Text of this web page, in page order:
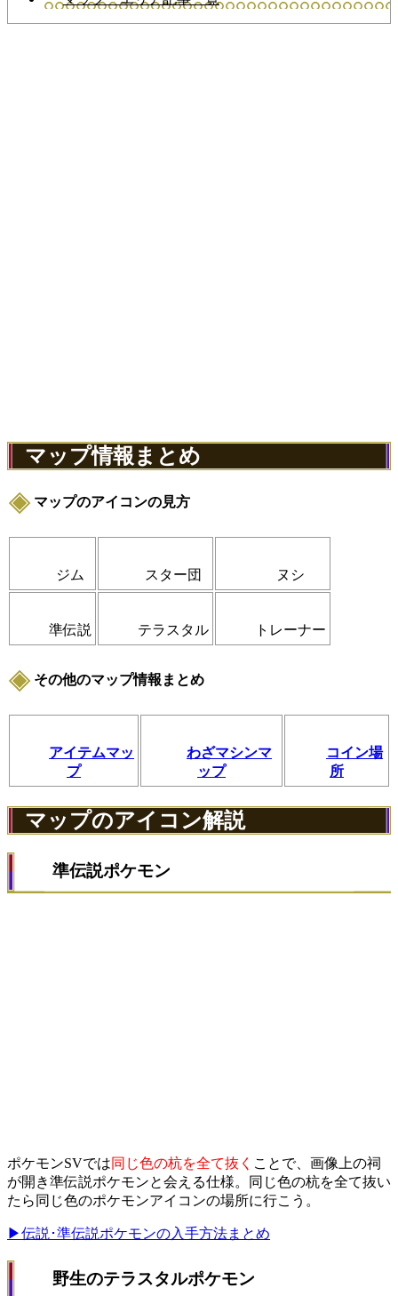
マップ情報まとめ
マップのアイコンの見方
ジム スター団 ヌシ
準伝説 テラスタル トレーナー
その他のマップ情報まとめ
アイテムマッ
プ
わざマシンマ
ップ
コイン場
所
マップのアイコン解説
準伝説ポケモン
ポケモンSVでは同じ色の杭を全て抜く ことで、画像上の祠
が開き準伝説ポケモンと会える仕様。同じ色の杭を全て抜い
たら同じ色のポケモンアイコンの場所に行こう。
▶伝説･準伝説ポケモンの入手方法まとめ
野生のテラスタルポケモン